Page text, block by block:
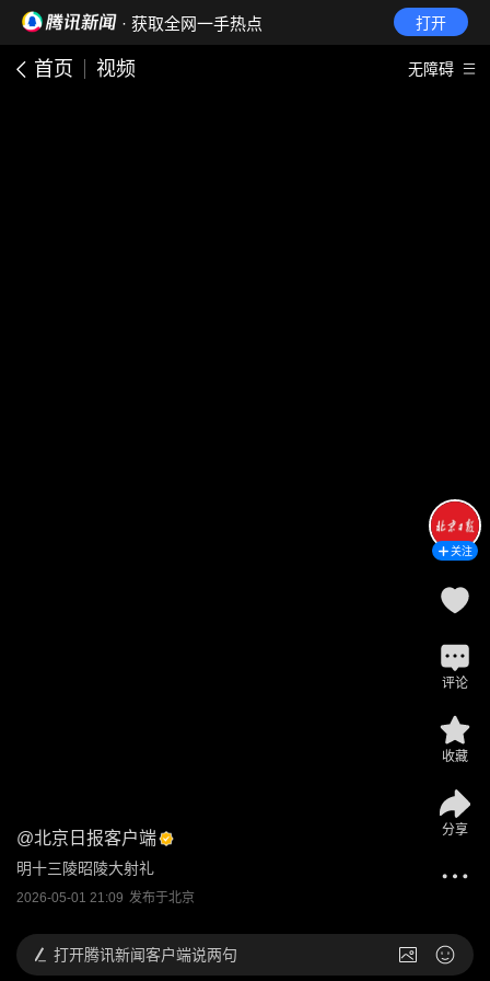
· 获取全网一手热点 打开
首页 视频 无障碍
@北京日报客户端
明十三陵昭陵大射礼
2026-05-01 21:09 发布于北京
关注
评论
收藏
分享
打开腾讯新闻客户端说两句